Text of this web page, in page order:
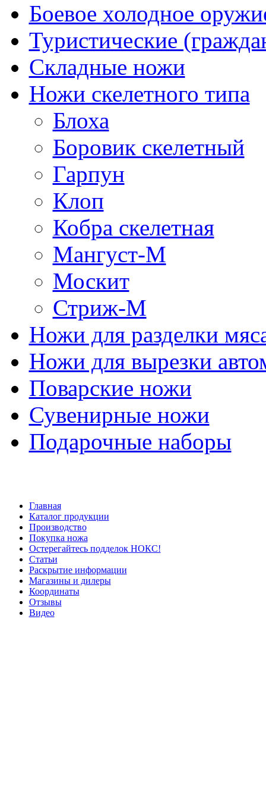
Боевое холодное
Туристические
Складные ножи
Ножи скелетного типа
Блоха
Боровик скелетный
Гарпун
Клоп
Кобра скелетная
Мангуст-М
Москит
Стриж-М
Ножи для разделки
Ножи для вырезки
Поварские ножи
Сувенирные ножи
Подарочные наборы
Главная
Каталог продукции
Производство
Покупка ножа
Остерегайтесь подделок НОКС!
Статьи
Раскрытие информации
Магазины и дилеры
Координаты
Отзывы
Видео